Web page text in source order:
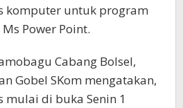
komputer untuk program
Power Point.
Cabang Bolsel,
Gobel SKom mengatakan,
di buka Senin 1